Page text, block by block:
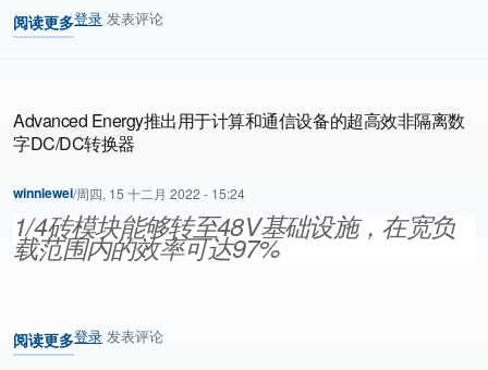
阅读更多
关于 Advanced Energy推出具有高功率密度的医用和工业电源转换平
登录 发表评论
Advanced Energy推出用于计算和通信设备的超高效非隔离数
字DC/DC转换器
winniewei/周四, 15 十二月 2022 - 15:24
1/4砖模块能够转至48V基础设施，在宽负
载范围内的效率可达97%
阅读更多
关于 Advanced Energy推出用于计算和通信设备的超高效非隔离数字
登录 发表评论